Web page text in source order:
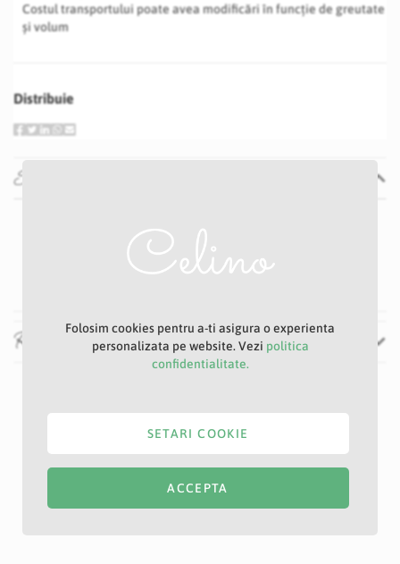
Costul transportului poate avea modificări în funcție de greutate
și volum
Distribuie
Specificatii
6 cm
RecenziiFolosim cookies pentru a-ti asigura o experienta
personalizata pe website. Vezi politica
confidentialitate.
ACCEPTA
SETARI COOKIE